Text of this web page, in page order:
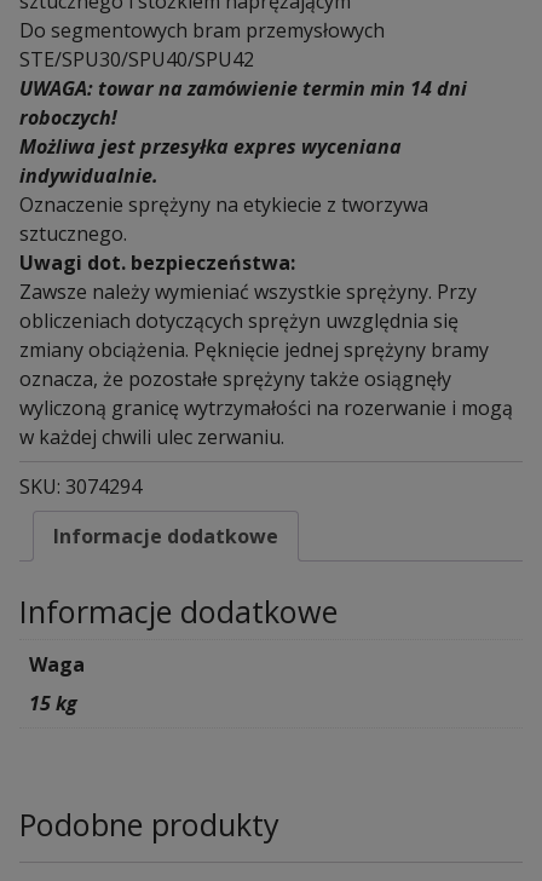
Do segmentowych bram przemysłowych
STE/SPU30/SPU40/SPU42
UWAGA: towar na zamówienie termin min 14 dni
roboczych!
Możliwa jest przesyłka expres wyceniana
indywidualnie.
Oznaczenie sprężyny na etykiecie z tworzywa
sztucznego.
Uwagi dot. bezpieczeństwa:
Zawsze należy wymieniać wszystkie sprężyny. Przy
obliczeniach dotyczących sprężyn uwzględnia się
zmiany obciążenia. Pęknięcie jednej sprężyny bramy
oznacza, że pozostałe sprężyny także osiągnęły
wyliczoną granicę wytrzymałości na rozerwanie i mogą
w każdej chwili ulec zerwaniu.
SKU: 3074294
Informacje dodatkowe
Informacje dodatkowe
Waga
15 kg
Podobne produkty